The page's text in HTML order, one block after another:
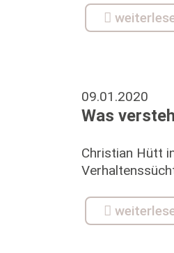
09.01.2020
Was
Christian Hütt